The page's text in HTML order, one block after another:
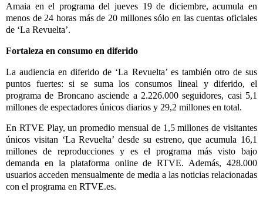
Amaia en el programa del jueves 19 de diciembre, acumula en
menos de 24 horas más de 20 millones sólo en las cuentas oficiales
de ‘La Revuelta’.
Fortaleza en consumo en diferido
La audiencia en diferido de ‘La Revuelta’ es también otro de sus
puntos fuertes: si se suma los consumos lineal y diferido, el
programa de Broncano asciende a 2.226.000 seguidores, casi 5,1
millones de espectadores únicos diarios y 29,2 millones en total.
En RTVE Play, un promedio mensual de 1,5 millones de visitantes
únicos visitan ‘La Revuelta’ desde su estreno, que acumula 16,1
millones de reproducciones y es el programa más visto bajo
demanda en la plataforma online de RTVE. Además, 428.000
usuarios acceden mensualmente de media a las noticias relacionadas
con el programa en RTVE.es.